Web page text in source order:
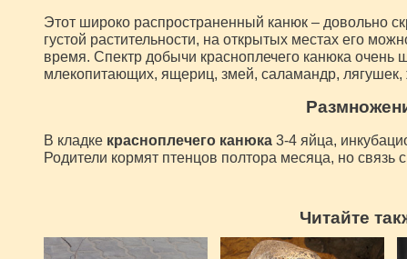
Этот широко распространенный канюк – довольно
густой растительности, на открытых местах его
время. Спектр добычи красноплечего канюка очень
млекопитающих, ящериц, змей, саламандр,
В кладке красноплечего канюка3-4 яйца,
Родители кормят птенцов полтора месяца, но связь
Читайте